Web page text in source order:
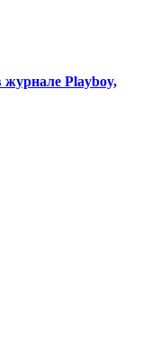
Playboy,